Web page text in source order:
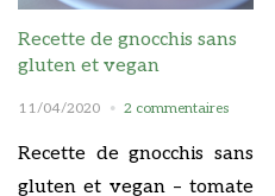
Recette de gnocchis sans
gluten et vegan
11/04/2020 2 commentaires
Recette de gnocchis sans
gluten et vegan – tomate